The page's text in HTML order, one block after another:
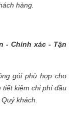
hàng.
- Chính xác - Tận
gói phù hợp cho
tiết kiệm chi phí đầu
khách.